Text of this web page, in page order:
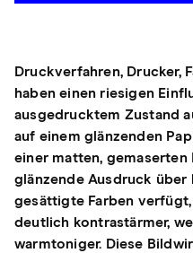
Druckverfahren, Drucker,
haben einen riesigen
ausgedrucktem Zustand
auf einem glänzenden
einer matten, gemaserten
glänzende Ausdruck über
gesättigte Farben
deutlich kontrastärmer,
warmtoniger. Diese